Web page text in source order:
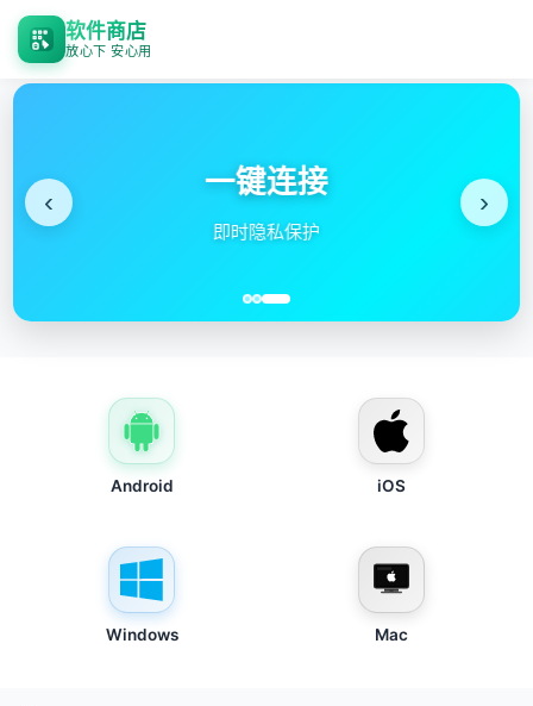
软件商店
放心下 安心用
一键连接
即时隐私保护
‹ ›
Android iOS
Windows Mac